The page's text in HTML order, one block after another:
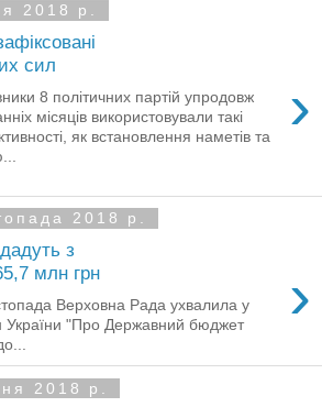
2018 р.
сил
›
8 політичних партій упродовж
місяців використовували такі
як встановлення наметів та
2018 р.
з
млн грн
›
Верховна Рада ухвалила у
України "Про Державний бюджет
2018 р.